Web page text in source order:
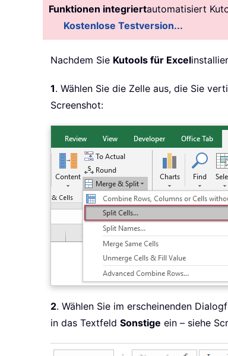
Funktionen integriertautomatisiert
Kostenlose Testversion...
Nachdem Sie Kutools für Excel
1. Wählen Sie die Zelle aus, die Sie
Screenshot:
2. Wählen Sie im erscheinenden
in das Textfeld Sonstige ein – siehe